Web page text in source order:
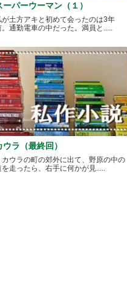
ーパーウーマン（１）
が土方アキと初めて会ったのは3年
。通勤電車の中だった。満員と.....
ウラ（最終回）
ウラの町の郊外に出て、野原の中の
を走ったら、右手に何かが見.....